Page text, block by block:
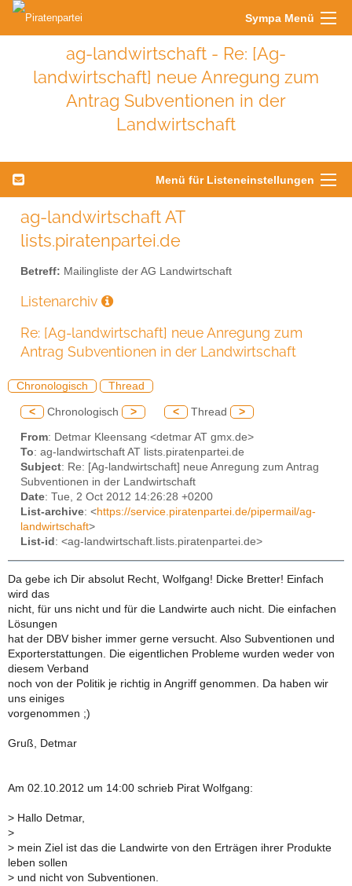
Sympa Menü
ag-landwirtschaft - Re: [Ag-
landwirtschaft] neue Anregung zum
Antrag Subventionen in der
Landwirtschaft
Menü für Listeneinstellungen
ag-landwirtschaft AT
lists.piratenpartei.de
Betreff: Mailingliste der AG Landwirtschaft
Listenarchiv
Re: [Ag-landwirtschaft] neue Anregung zum
Antrag Subventionen in der Landwirtschaft
Chronologisch Thread
< Chronologisch > < Thread >
From: Detmar Kleensang <detmar AT gmx.de>
To: ag-landwirtschaft AT lists.piratenpartei.de
Subject: Re: [Ag-landwirtschaft] neue Anregung zum Antrag
Subventionen in der Landwirtschaft
Date: Tue, 2 Oct 2012 14:26:28 +0200
List-archive: <https://service.piratenpartei.de/pipermail/ag-
landwirtschaft>
List-id : <ag-landwirtschaft.lists.piratenpartei.de>
Da gebe ich Dir absolut Recht, Wolfgang! Dicke Bretter! Einfach
wird das
nicht, für uns nicht und für die Landwirte auch nicht. Die einfachen
Lösungen
hat der DBV bisher immer gerne versucht. Also Subventionen und
Exporterstattungen. Die eigentlichen Probleme wurden weder von
diesem Verband
noch von der Politik je richtig in Angriff genommen. Da haben wir
uns einiges
vorgenommen ;)
Gruß, Detmar
Am 02.10.2012 um 14:00 schrieb Pirat Wolfgang:
> Hallo Detmar,
>
> mein Ziel ist das die Landwirte von den Erträgen ihrer Produkte
leben sollen
> und nicht von Subventionen.